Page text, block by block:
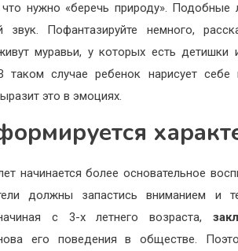
что нужно «беречь природу». Подобные
Пофантазируйте немного,
муравьи, у которых есть детишки
таком случае ребенок нарисует себе
это в эмоциях.
начинается более основательное
должны запастись вниманием и
с 3-х летнего возраста,
его поведения в обществе.